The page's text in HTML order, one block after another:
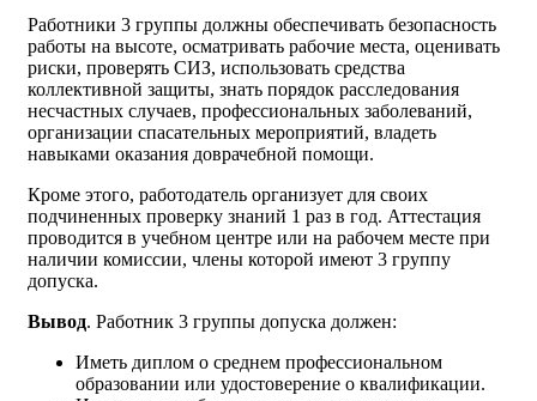
Работники 3 группы должны обеспечивать безопасность
работы на высоте, осматривать рабочие места, оценивать
риски, проверять СИЗ, использовать средства
коллективной защиты, знать порядок расследования
несчастных случаев, профессиональных заболеваний,
организации спасательных мероприятий, владеть
навыками оказания доврачебной помощи.
Кроме этого, работодатель организует для своих
подчиненных проверку знаний 1 раз в год. Аттестация
проводится в учебном центре или на рабочем месте при
наличии комиссии, члены которой имеют 3 группу
допуска.
Вывод. Работник 3 группы допуска должен:
Иметь диплом о среднем профессиональном
образовании или удостоверение о квалификации.